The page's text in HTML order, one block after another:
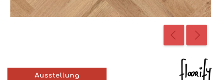
Ausstellung